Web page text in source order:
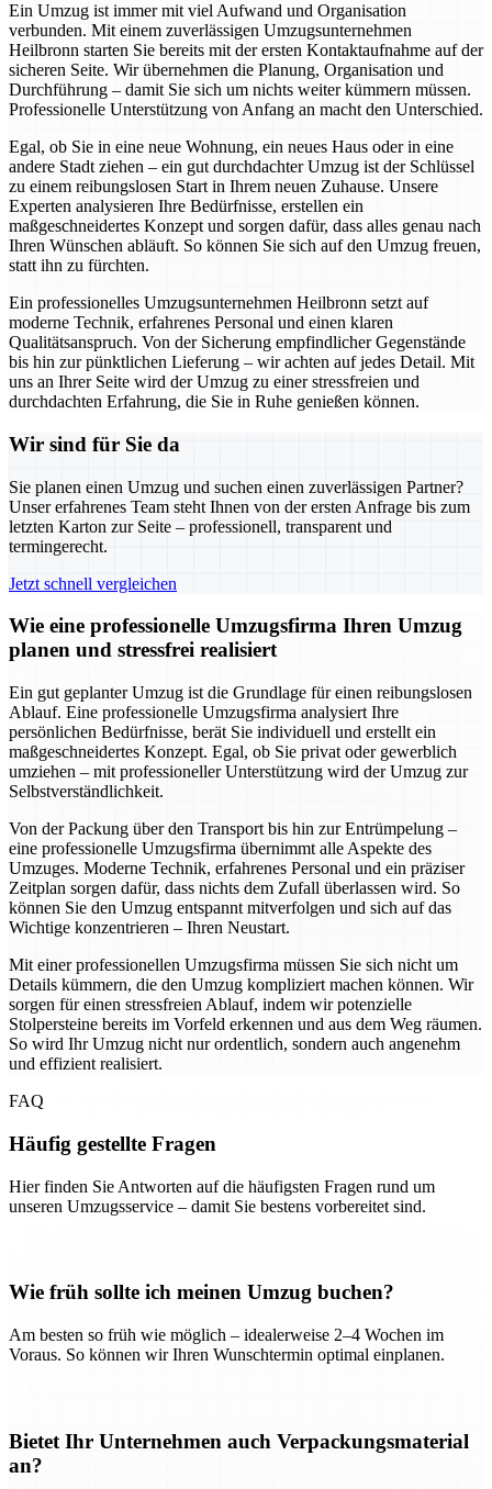
Ein Umzug ist immer mit viel Aufwand und Organisation
verbunden. Mit einem zuverlässigen Umzugsunternehmen
Heilbronn starten Sie bereits mit der ersten Kontaktaufnahme auf der
sicheren Seite. Wir übernehmen die Planung, Organisation und
Durchführung – damit Sie sich um nichts weiter kümmern müssen.
Professionelle Unterstützung von Anfang an macht den Unterschied.
Egal, ob Sie in eine neue Wohnung, ein neues Haus oder in eine
andere Stadt ziehen – ein gut durchdachter Umzug ist der Schlüssel
zu einem reibungslosen Start in Ihrem neuen Zuhause. Unsere
Experten analysieren Ihre Bedürfnisse, erstellen ein
maßgeschneidertes Konzept und sorgen dafür, dass alles genau nach
Ihren Wünschen abläuft. So können Sie sich auf den Umzug freuen,
statt ihn zu fürchten.
Ein professionelles Umzugsunternehmen Heilbronn setzt auf
moderne Technik, erfahrenes Personal und einen klaren
Qualitätsanspruch. Von der Sicherung empfindlicher Gegenstände
bis hin zur pünktlichen Lieferung – wir achten auf jedes Detail. Mit
uns an Ihrer Seite wird der Umzug zu einer stressfreien und
durchdachten Erfahrung, die Sie in Ruhe genießen können.
Wir sind für Sie da
Sie planen einen Umzug und suchen einen zuverlässigen Partner?
Unser erfahrenes Team steht Ihnen von der ersten Anfrage bis zum
letzten Karton zur Seite – professionell, transparent und
termingerecht.
Jetzt schnell vergleichen
Wie eine professionelle Umzugsfirma Ihren Umzug
planen und stressfrei realisiert
Ein gut geplanter Umzug ist die Grundlage für einen reibungslosen
Ablauf. Eine professionelle Umzugsfirma analysiert Ihre
persönlichen Bedürfnisse, berät Sie individuell und erstellt ein
maßgeschneidertes Konzept. Egal, ob Sie privat oder gewerblich
umziehen – mit professioneller Unterstützung wird der Umzug zur
Selbstverständlichkeit.
Von der Packung über den Transport bis hin zur Entrümpelung –
eine professionelle Umzugsfirma übernimmt alle Aspekte des
Umzuges. Moderne Technik, erfahrenes Personal und ein präziser
Zeitplan sorgen dafür, dass nichts dem Zufall überlassen wird. So
können Sie den Umzug entspannt mitverfolgen und sich auf das
Wichtige konzentrieren – Ihren Neustart.
Mit einer professionellen Umzugsfirma müssen Sie sich nicht um
Details kümmern, die den Umzug kompliziert machen können. Wir
sorgen für einen stressfreien Ablauf, indem wir potenzielle
Stolpersteine bereits im Vorfeld erkennen und aus dem Weg räumen.
So wird Ihr Umzug nicht nur ordentlich, sondern auch angenehm
und effizient realisiert.
FAQ
Häufig gestellte Fragen
Hier finden Sie Antworten auf die häufigsten Fragen rund um
unseren Umzugsservice – damit Sie bestens vorbereitet sind.
Wie früh sollte ich meinen Umzug buchen?
Am besten so früh wie möglich – idealerweise 2–4 Wochen im
Voraus. So können wir Ihren Wunschtermin optimal einplanen.
Bietet Ihr Unternehmen auch Verpackungsmaterial
an?